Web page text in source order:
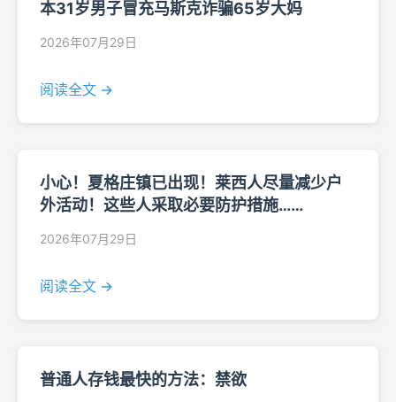
本31岁男子冒充马斯克诈骗65岁大妈
2026年07月29日
阅读全文 →
小心！夏格庄镇已出现！莱西人尽量减少户
外活动！这些人采取必要防护措施……
2026年07月29日
阅读全文 →
普通人存钱最快的方法：禁欲